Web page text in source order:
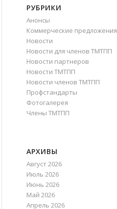
РУБРИКИ
Анонсы
Коммерческие предложения
Новости
Новости для членов ТМТПП
Новости партнеров
Новости ТМТПП
Новости членов ТМТПП
Профстандарты
Фотогалерея
Члены ТМТПП
АРХИВЫ
Август 2026
Июль 2026
Июнь 2026
Май 2026
Апрель 2026